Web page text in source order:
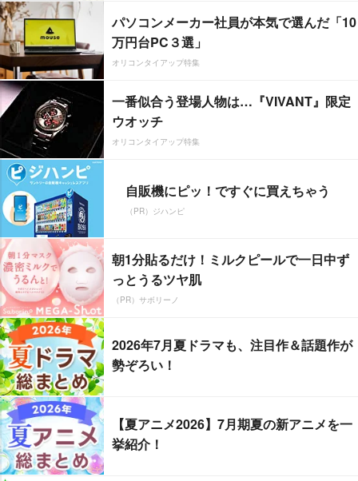
パソコンメーカー社員が本気で選んだ「10
万円台PC３選」
オリコンタイアップ特集
一番似合う登場人物は…『VIVANT』限定
ウオッチ
オリコンタイアップ特集
自販機にピッ！ですぐに買えちゃう
（PR）ジハンピ
朝1分貼るだけ！ミルクピールで一日中ず
っとうるツヤ肌
（PR）サボリーノ
2026年7月夏ドラマも、注目作＆話題作が
勢ぞろい！
【夏アニメ2026】7月期夏の新アニメを一
挙紹介！